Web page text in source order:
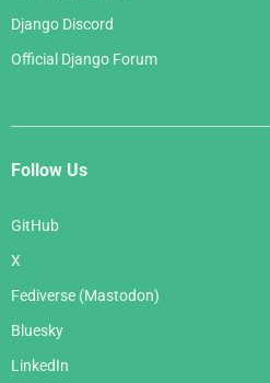
Django Discord
Official Django Forum
Follow Us
GitHub
X
Fediverse (Mastodon)
Bluesky
LinkedIn